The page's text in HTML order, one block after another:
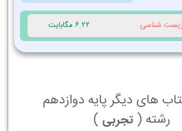
زیست شناسی 6.22 مگابایت
های دیگر پایه دوازدهم
رشته (تجربی )